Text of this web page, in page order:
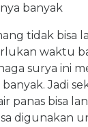
banyak
tidak bisa
waktu
surya ini
Jadi
panas bisa
digunakan